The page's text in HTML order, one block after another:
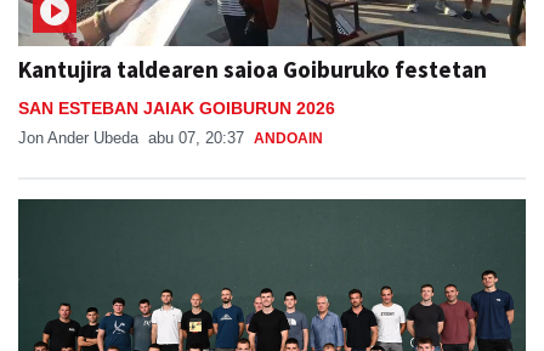
Kantujira taldearen saioa Goiburuko festetan
SAN ESTEBAN JAIAK GOIBURUN 2026
Jon Ander Ubeda abu 07, 20:37 ANDOAIN